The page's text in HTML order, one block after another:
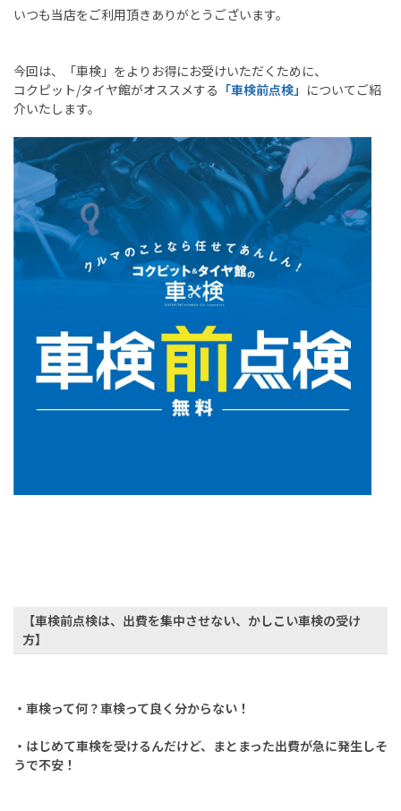
いつも当店をご利用頂きありがとうございます。
今回は、「車検」をよりお得にお受けいただくために、
コクピット/タイヤ館がオススメする 「車検前点検」 についてご紹
介いたします。
【車検前点検は、出費を集中させない、かしこい車検の受け
方】
・車検って何？車検って良く分からない！
・はじめて車検を受けるんだけど、まとまった出費が急に発生しそ
うで不安！